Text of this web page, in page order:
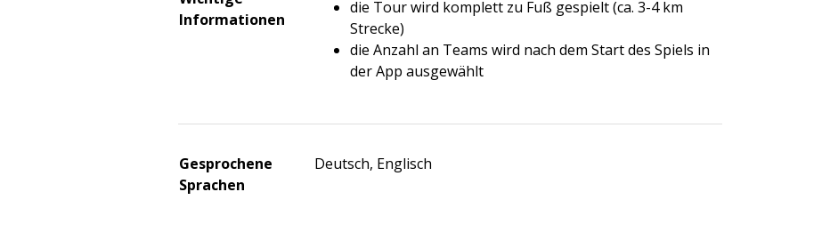
Informationen
die Tour wird komplett zu Fuß gespielt (ca. 3-4 km
Strecke)
die Anzahl an Teams wird nach dem Start des Spiels in
der App ausgewählt
Gesprochene
Sprachen
Deutsch, Englisch